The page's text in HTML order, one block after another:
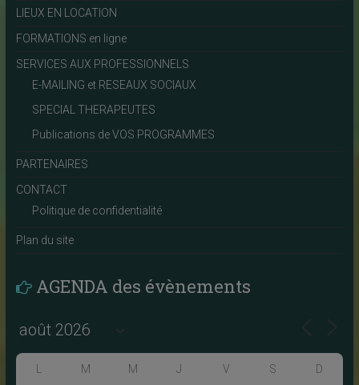
LIEUX EN LOCATION
FORMATIONS en ligne
SERVICES AUX PROFESSIONNELS
E-MAILING et RESEAUX SOCIAUX
SPECIAL THERAPEUTES
Publications de VOS PROGRAMMES
PARTENAIRES
CONTACT
Politique de confidentialité
Plan du site
AGENDA des évènements
M M J V S D